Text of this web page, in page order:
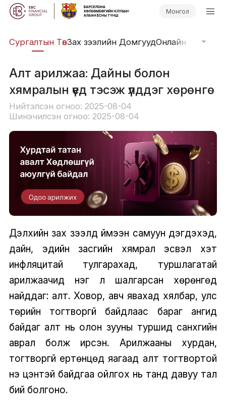
Монгол
Сургалтын ТөвЗах зээлийн ДомгуудОнлайн
Алт арилжаа: Дайны болон
хямралын үед тэсэж үлддэг хөрөнгө
Нийтэлсэн огноо: 2025-08-04
Шинэчилсэн огноо: 2025-08-04
Дэлхийн зах зээлд үймээн самуун дэгдэхэд,
дайн, эдийн засгийн хямрал эсвэл хэт
инфляцитай тулгарахад, туршлагатай
арилжаачид нэг л шалгарсан хөрөнгөд
найддаг: алт. Ховор, авч явахад хялбар, улс
төрийн тогтворгүй байдлаас бараг ангид
байдаг алт нь олон зууны туршид санхүүгийн
аврал болж ирсэн. Арилжааны хурдан,
тогтворгүй ертөнцөд яагаад алт тогтвортой
үнэ цэнтэй байдгаа ойлгох нь танд давуу тал
бий болгоно.